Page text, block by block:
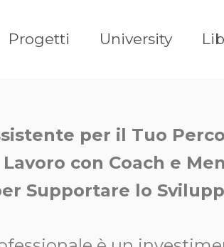
Progetti University
per il Tuo
con Coach e
Supportare lo